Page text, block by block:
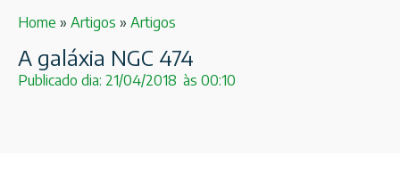
Home » Artigos » Artigos
A galáxia NGC 474
Publicado dia: 21/04/2018 às 00:10